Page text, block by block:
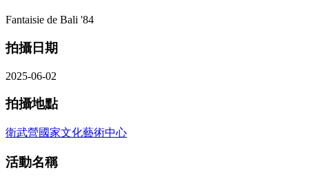
Fantaisie de Bali '84
拍攝日期
2025-06-02
拍攝地點
衛武營國家文化藝術中心
活動名稱